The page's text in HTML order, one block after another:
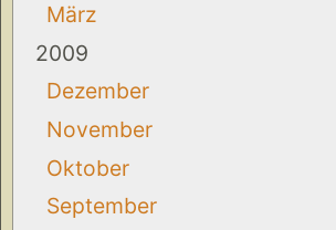
März
2009
Dezember
November
Oktober
September